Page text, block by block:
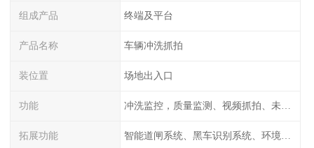
组成产品 终端及平台
产品名称 车辆冲洗抓拍
装位置 场地出入口
功能
拓展功能